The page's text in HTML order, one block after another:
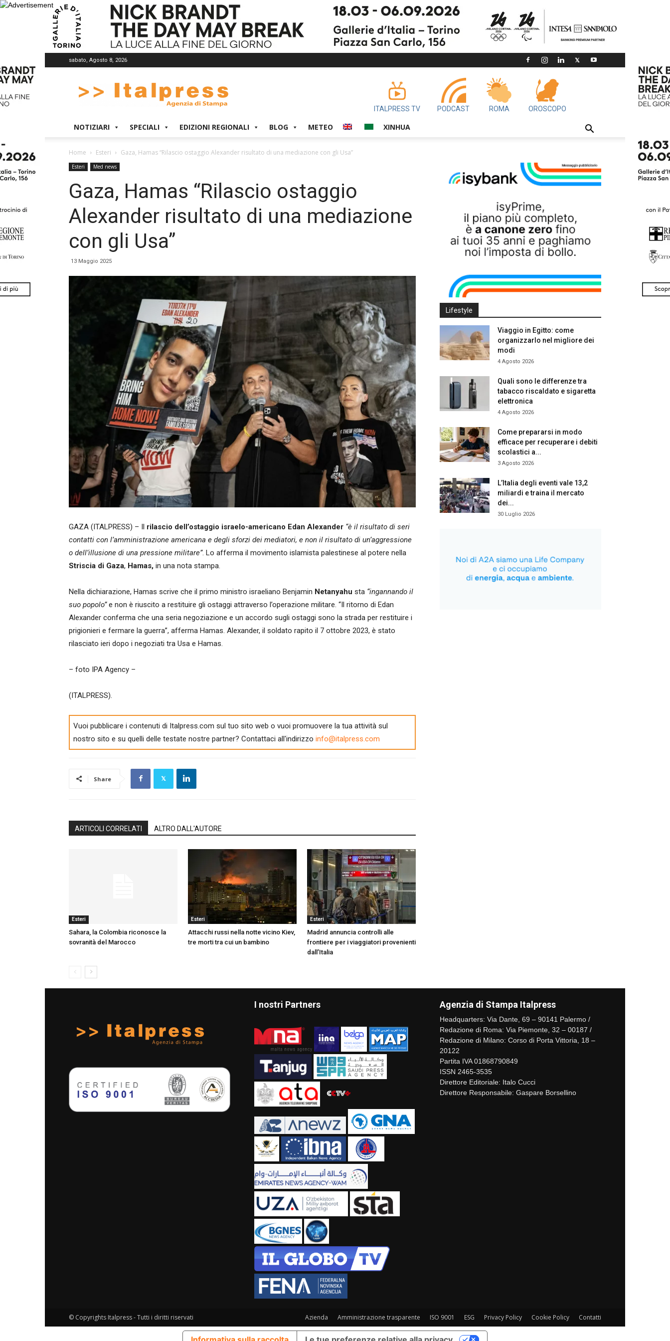
sabato, Agosto 8, 2026
ITALPRESS TV PODCAST ROMA OROSCOPO
NOTIZIARI SPECIALI EDIZIONI REGIONALI BLOG METEO XINHUA
Home Esteri Gaza, Hamas “Rilascio ostaggio Alexander risultato di una mediazione con gli Usa”
Esteri Med news
Gaza, Hamas “Rilascio ostaggio
Alexander risultato di una mediazione
con gli Usa”
13 Maggio 2025
GAZA (ITALPRESS) – Il rilascio dell’ostaggio israelo-americano Edan Alexander “è il risultato di seri
contatti con l’amministrazione americana e degli sforzi dei mediatori, e non il risultato di un’aggressione
o dell’illusione di una pressione militare”. Lo afferma il movimento islamista palestinese al potere nella
Striscia di Gaza, Hamas, in una nota stampa.
Nella dichiarazione, Hamas scrive che il primo ministro israeliano Benjamin Netanyahu sta “ingannando il
suo popolo”e non è riuscito a restituire gli ostaggi attraverso l’operazione militare. “Il ritorno di Edan
Alexander conferma che una seria negoziazione e un accordo sugli ostaggi sono la strada per restituire i
prigionieri e fermare la guerra”, afferma Hamas. Alexander, il soldato rapito il 7 ottobre 2023, è stato
rilasciato ieri dopo i negoziati tra Usa e Hamas.
– foto IPA Agency –
(ITALPRESS).
Vuoi pubblicare i contenuti di Italpress.com sul tuo sito web o vuoi promuovere la tua attività sul
nostro sito e su quelli delle testate nostre partner? Contattaci all'indirizzo info@italpress.com
Share
ARTICOLI CORRELATI ALTRO DALL'AUTORE
Esteri
Sahara, la Colombia riconosce la
sovranità del Marocco
Esteri
Attacchi russi nella notte vicino Kiev,
tre morti tra cui un bambino
Esteri
Madrid annuncia controlli alle
frontiere per i viaggiatori provenienti
dall’Italia
Lifestyle
Viaggio in Egitto: come
organizzarlo nel migliore dei
modi
4 Agosto 2026
Quali sono le differenze tra
tabacco riscaldato e sigaretta
elettronica
4 Agosto 2026
Come prepararsi in modo
efficace per recuperare i debiti
scolastici a...
3 Agosto 2026
L’Italia degli eventi vale 13,2
miliardi e traina il mercato
dei...
30 Luglio 2026
I nostri Partners Agenzia di Stampa Italpress
Headquarters: Via Dante, 69 – 90141 Palermo /
Redazione di Roma: Via Piemonte, 32 – 00187 /
Redazione di Milano: Corso di Porta Vittoria, 18 –
20122
Partita IVA 01868790849
ISSN 2465-3535
Direttore Editoriale: Italo Cucci
Direttore Responsabile: Gaspare Borsellino
Azienda Amministrazione trasparente ISO 9001 ESG Privacy Policy Cookie Policy Contatti
© Copyrights Italpress - Tutti i diritti riservati